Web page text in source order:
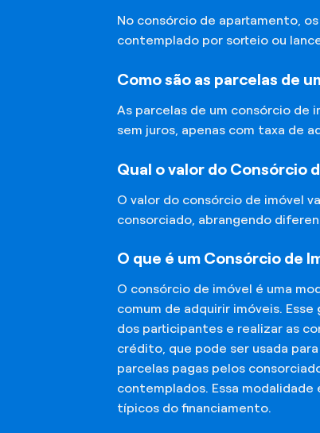
No consórcio de apartamento,
contemplado por sorteio ou
Como são as parcelas de
As parcelas de um consórcio de
sem juros, apenas com taxa de
Qual o valor do Consórcio
O valor do consórcio de imóvel
consorciado, abrangendo
O que é um Consórcio de
O consórcio de imóvel é uma
comum de adquirir imóveis.
dos participantes e realizar as
crédito, que pode ser usada
parcelas pagas pelos
contemplados. Essa
típicos do financiamento.